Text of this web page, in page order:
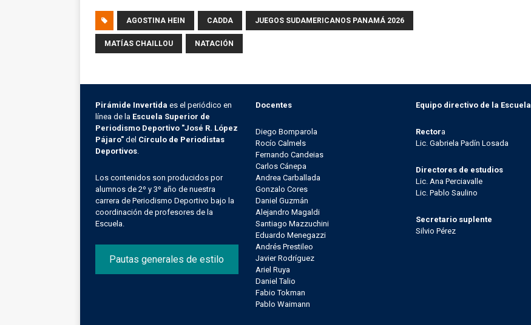
AGOSTINA HEIN CADDA JUEGOS SUDAMERICANOS PANAMÁ 2026
MATÍAS CHAILLOU NATACIÓN
Pirámide Invertida es el periódico en
línea de la Escuela Superior de
Periodismo Deportivo "José R. López
Pájaro" del Círculo de Periodistas
Deportivos.
Los contenidos son producidos por
alumnos de 2º y 3º año de nuestra
carrera de Periodismo Deportivo bajo la
coordinación de profesores de la
Escuela.
Pautas generales de estilo
Docentes
Diego Bomparola
Rocío Calmels
Fernando Candeias
Carlos Cánepa
Andrea Carballada
Gonzalo Cores
Daniel Guzmán
Alejandro Magaldi
Santiago Mazzuchini
Eduardo Menegazzi
Andrés Prestileo
Javier Rodríguez
Ariel Ruya
Daniel Talio
Fabio Tokman
Pablo Waimann
Equipo directivo de la Escuela
Rectora
Lic. Gabriela Padín Losada
Directores de estudios
Lic. Ana Perciavalle
Lic. Pablo Saulino
Secretario suplente
Silvio Pérez